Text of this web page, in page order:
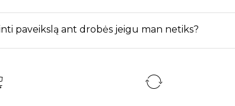
paveikslą ant drobės jeigu man netiks?